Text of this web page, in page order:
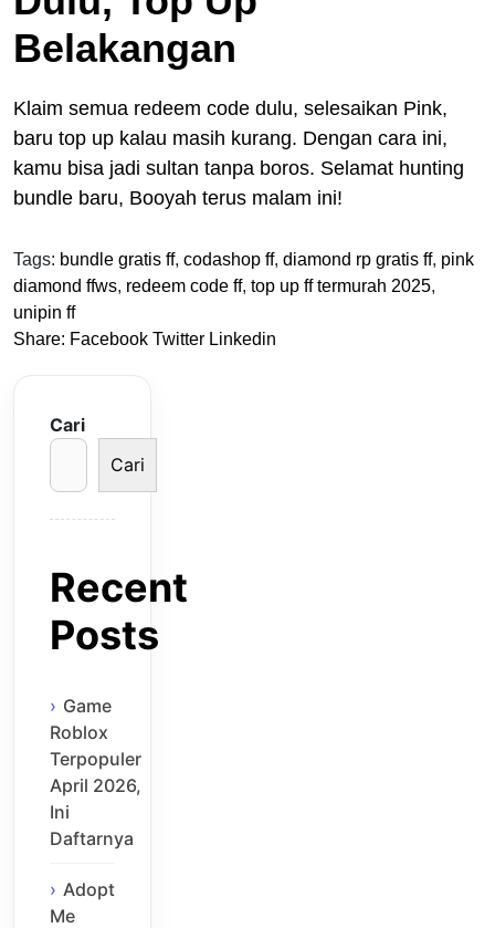
Belakangan
Klaim semua redeem code dulu, selesaikan Pink,
baru top up kalau masih kurang. Dengan cara ini,
kamu bisa jadi sultan tanpa boros. Selamat hunting
bundle baru, Booyah terus malam ini!
Tags: bundle gratis ff, codashop ff, diamond rp gratis ff, pink
diamond ffws, redeem code ff, top up ff termurah 2025,
unipin ff
Share: Facebook Twitter Linkedin
Cari
Cari
Recent
Posts
Game
Roblox
Terpopuler
April 2026,
Ini
Daftarnya
Adopt
Me